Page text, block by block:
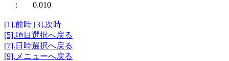
： 0.010
[1].前時 [3].次時
[5].項目選択へ戻る
[7].日時選択へ戻る
[9].メニューへ戻る